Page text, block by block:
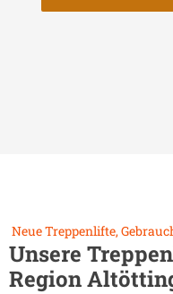
Neue Treppenlifte,
Unsere
Region